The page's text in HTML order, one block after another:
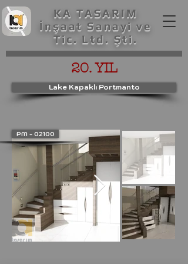
KA TASARIM
İnşaat Sanayi ve
Tic. Ltd. Şti.
20. YIL
Lake Kapaklı Portmanto
PM - 02100